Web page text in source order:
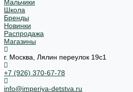
Мальчики
Школа
Бренды
Новинки
Распродажа
Магазины
г. Москва, Лялин переулок 19с1
+7 (926) 370-67-78
info@imperiya-detstva.ru